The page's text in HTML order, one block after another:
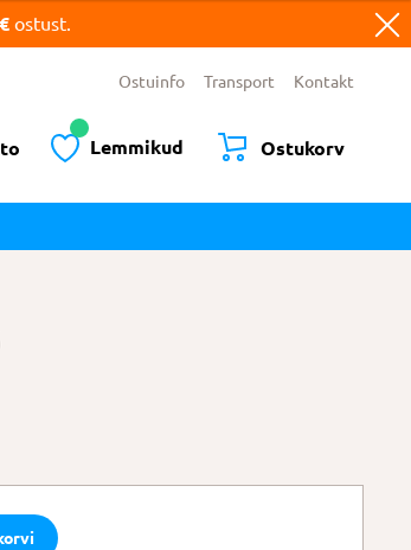
ostust.
Ostuinfo Transport Kontakt
Lemmikud Ostukorv